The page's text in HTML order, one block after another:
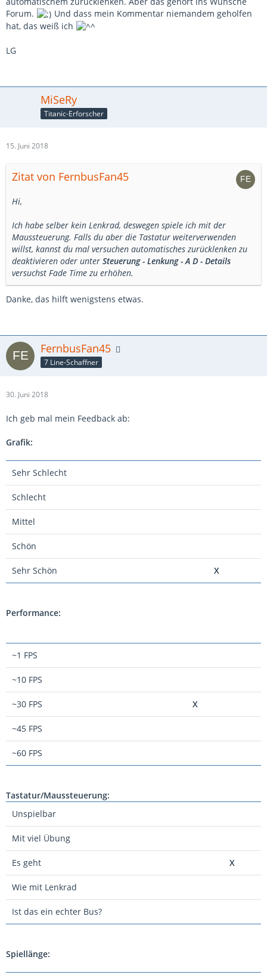
Forum.
Und dass mein Kommentar niemandem geholfen
hat, das weiß ich
LG
MiSeRy
Titanic-Erforscher
15. Juni 2018
Zitat von FernbusFan45
Hi,
Ich habe selber kein Lenkrad, deswegen spiele ich mit der
Maussteuerung. Falls du aber die Tastatur weiterverwenden
willst, kannst du mal versuchen automatisches zurücklenken zu
deaktivieren oder unter Steuerung - Lenkung - A D - Details
versuchst Fade Time zu erhöhen.
Danke, das hilft wenigstens etwas.
FernbusFan45
7 Line-Schaffner
30. Juni 2018
Ich geb mal mein Feedback ab:
Grafik:
Sehr Schlecht
Schlecht
Mittel
Schön
Sehr Schön X
Performance:
~1 FPS
~10 FPS
~30 FPS X
~45 FPS
~60 FPS
Tastatur/Maussteuerung:
Unspielbar
Mit viel Übung
Es geht X
Wie mit Lenkrad
Ist das ein echter Bus?
Spiellänge: